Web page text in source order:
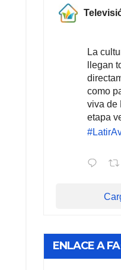
La
llegan
como
viva de
etapa
ENLACE A